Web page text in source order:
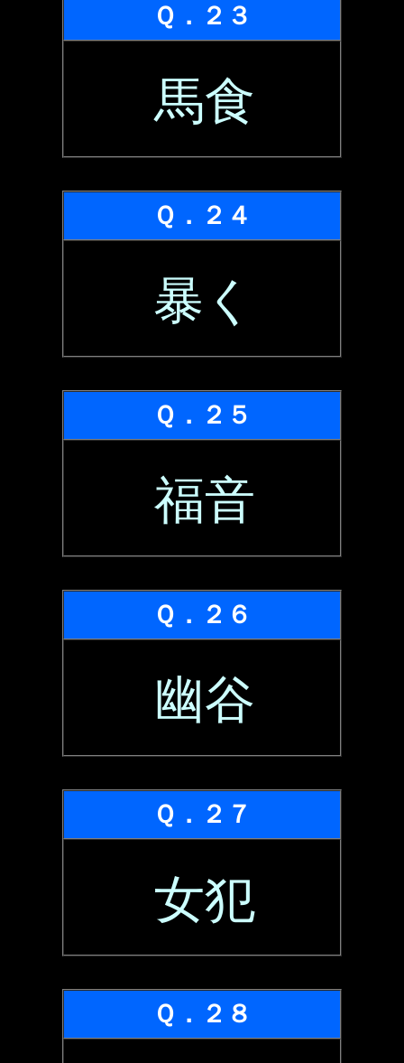
Ｑ．２３
馬食
Ｑ．２４
暴く
Ｑ．２５
福音
Ｑ．２６
幽谷
Ｑ．２７
女犯
Ｑ．２８